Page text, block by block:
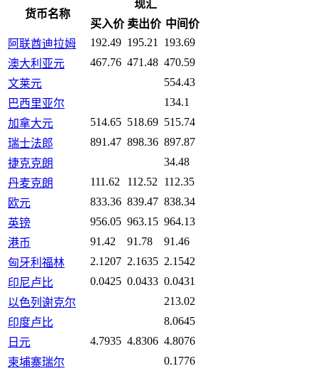
货币名称
现汇
买入价 卖出价 中间价
阿联酋迪拉姆
192.49 195.21
193.69
澳大利亚元
467.76 471.48 470.59
文莱元
554.43
巴西里亚尔
134.1
加拿大元
514.65 518.69 515.74
瑞士法郎
891.47 898.36 897.87
捷克克朗
34.48
丹麦克朗
111.62 112.52
112.35
欧元
833.36 839.47 838.34
英镑
956.05 963.15 964.13
港币
91.42 91.78
91.46
匈牙利福林
2.1207 2.1635 2.1542
印尼卢比
0.0425 0.0433 0.0431
以色列谢克尔
213.02
印度卢比
8.0645
日元
4.7935 4.8306 4.8076
柬埔寨瑞尔
0.1776